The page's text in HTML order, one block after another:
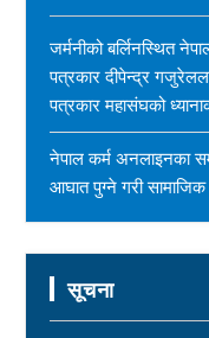
जर्मनीको बर्लिनस्थित
पत्रकार दीपेन्द्र
पत्रकार महासंघको
नेपाल कर्म अनलाइनका
आघात पुग्ने गरी
महासंघ बैतडी शाखाका
खबरले नेपाल पत्रकार
सूचना